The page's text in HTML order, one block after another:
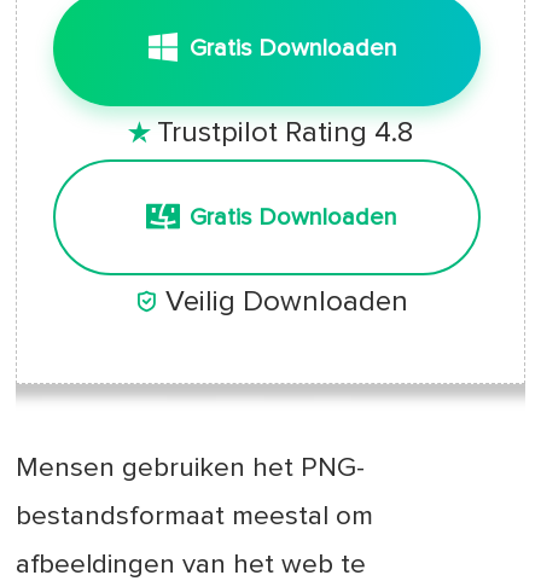
Gratis Downloaden
 Trustpilot Rating 4.8
Gratis Downloaden
 Veilig Downloaden
Mensen gebruiken het PNG-
bestandsformaat meestal om
afbeeldingen van het web te